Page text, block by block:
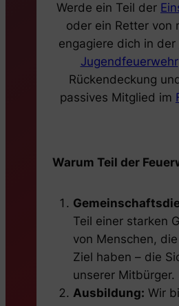
Werde ein Teil der
oder ein Retter von
engagiere dich in der
Jugendfeuerwehr
Rückendeckung
passives Mitglied im
Warum Teil der
Teil einer starken
von Menschen,
Ziel haben – die
unserer Mitbürger.
Ausbildung: Wir